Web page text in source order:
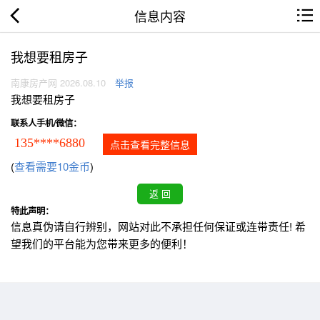
信息内容
我想要租房子
南康房产网 2026.08.10 举报
我想要租房子
联系人手机/微信：
135****6880 点击查看完整信息
(查看需要10金币)
特此声明：
信息真伪请自行辨别，网站对此不承担任何保证或连带责任! 希
望我们的平台能为您带来更多的便利！